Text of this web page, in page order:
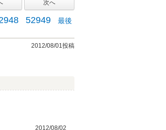
次へ
52949 最後
2012/08/01投稿
2012/08/02